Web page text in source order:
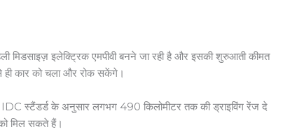
मिडसाइज़ इलेक्ट्रिक एमपीवी बनने जा रही है और इसकी शुरुआती कीमत
कार को चला और रोक सकेंगे।
IDC स्टैंडर्ड के अनुसार लगभग 490 किलोमीटर तक की ड्राइविंग रेंज दे
मिल सकते हैं।